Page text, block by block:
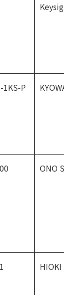
Keysight
1KS-P KYOWA
ONO
HIOKI